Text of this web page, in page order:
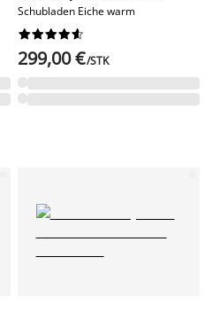
Schubladen Eiche warm






299,00 €/STK